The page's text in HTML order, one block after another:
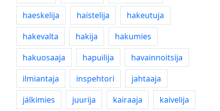
haeskelija
haistelija
hakeutuja
hakevalta
hakija
hakumies
hakuosaaja
hapuilija
havainnoitsija
ilmiantaja
inspehtori
jahtaaja
jälkimies
juurija kairaaja
kaivelija